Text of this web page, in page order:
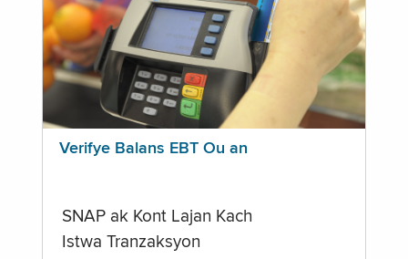
Verifye Balans EBT Ou an
SNAP ak Kont Lajan Kach
Istwa Tranzaksyon